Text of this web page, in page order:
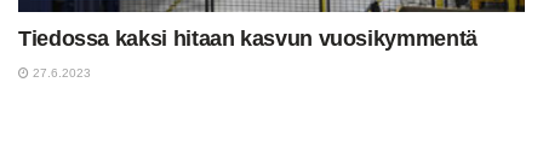
Tiedossa kaksi hitaan kasvun vuosikymmentä
27.6.2023